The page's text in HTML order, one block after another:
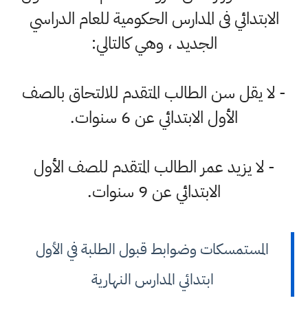
الابتدائي فى المدارس الحكومية للعام الدراسي
الجديد ، وهي كالتالي:
- لا يقل سن الطالب المتقدم للالتحاق بالصف
الأول الابتدائي عن 6 سنوات.
- لا يزيد عمر الطالب المتقدم للصف الأول
الابتدائي عن 9 سنوات.
المستمسكات وضوابط قبول الطلبة في الأول
ابتدائي المدارس النهارية